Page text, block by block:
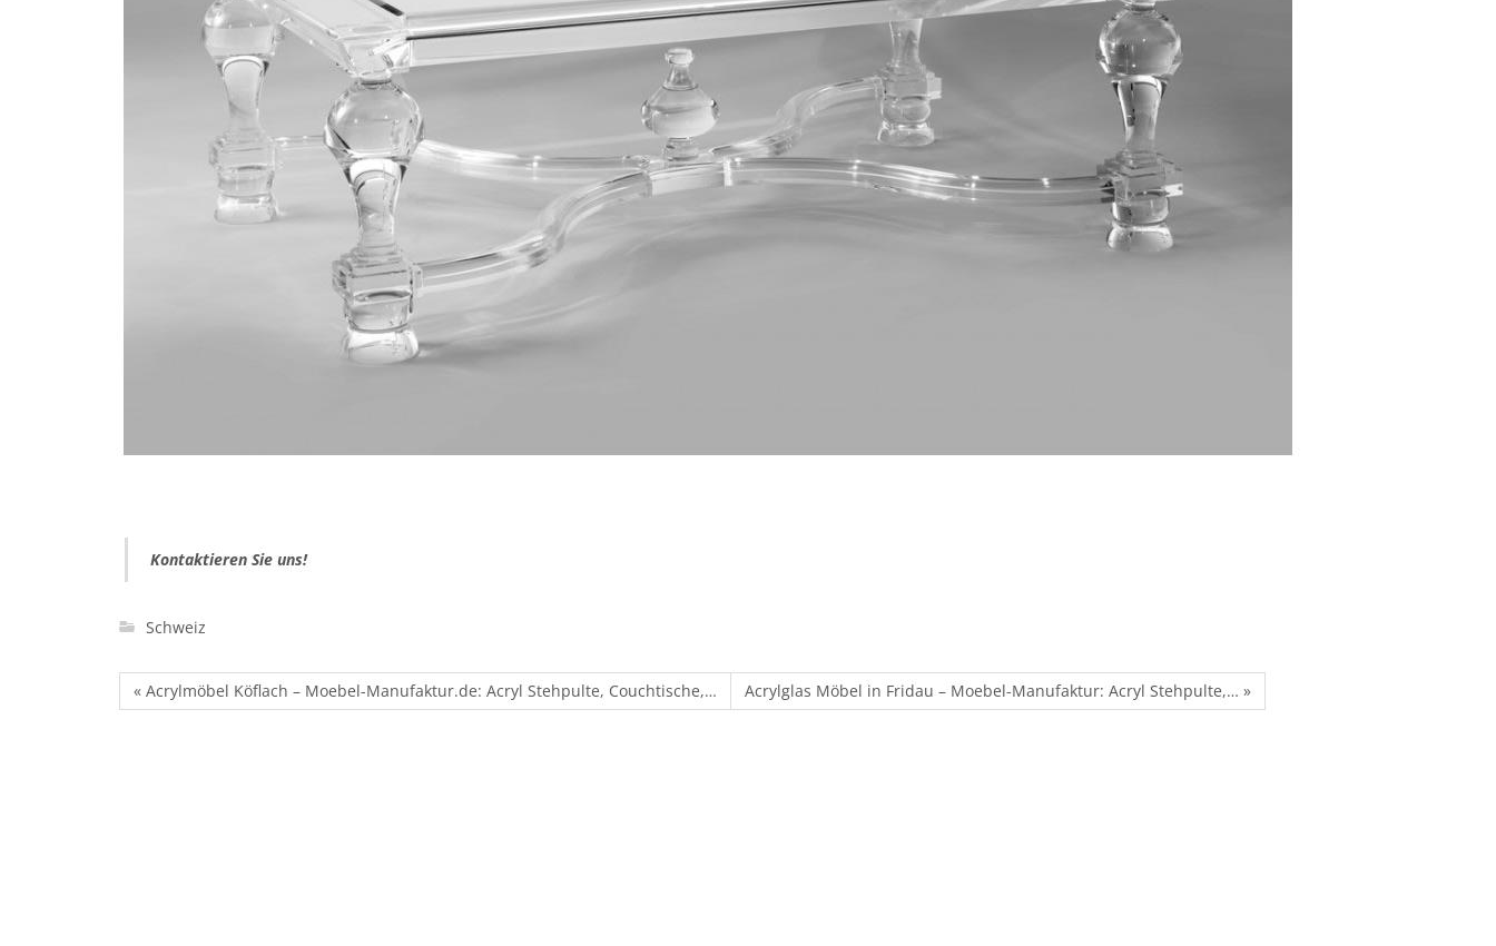
Kontaktieren Sie uns!
Schweiz
« Acrylmöbel Köflach – Moebel-Manufaktur.de: Acryl Stehpulte, Couchtische,… Acrylglas Möbel in Fridau – Moebel-Manufaktur: Acryl Stehpulte,… »